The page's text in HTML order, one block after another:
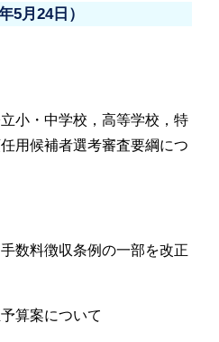
5月24日）
小・中学校，高等学校，特
用候補者選考審査要綱につ
数料徴収条例の一部を改正
算案について